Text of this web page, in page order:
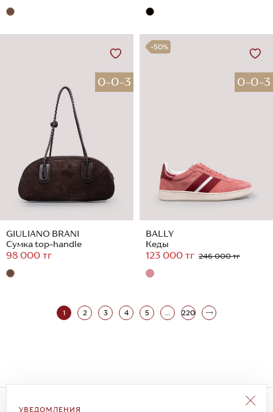
0-0-3
GIULIANO BRANI
Сумка top-handle
98 000 тг
-50%
0-0-3
BALLY
Кеды
123 000 тг 246 000 тг
1 2 3 4 5 ... 220
УВЕДОМЛЕНИЯ
Подписаться на рассылку